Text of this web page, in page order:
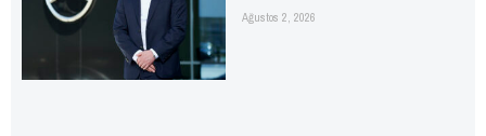
Ağustos 2, 2026